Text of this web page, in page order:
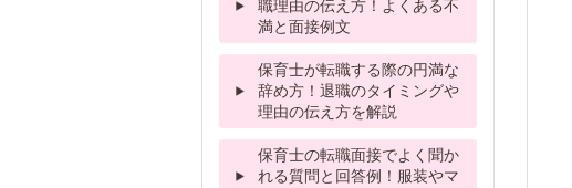
職理由の伝え方！よくある不
満と面接例文
保育士が転職する際の円満な
辞め方！退職のタイミングや
理由の伝え方を解説
保育士の転職面接でよく聞か
れる質問と回答例！服装やマ